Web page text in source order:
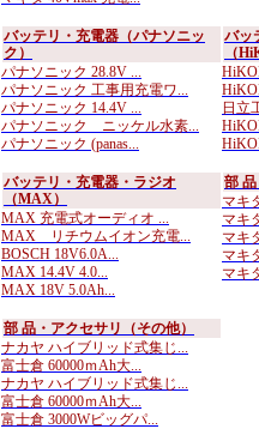
バッテリ・充電器（パナソニッ
ク）
パナソニック 28.8V ...
パナソニック 工事用充電ワ...
パナソニック 14.4V ...
パナソニック ニッケル水素...
パナソニック (panas...
バッ
（
日立
バッテリ・充電器・ラジオ
（MAX）
MAX 充電式オーディオ ...
MAX リチウムイオン充電...
BOSCH 18V6.0A...
MAX 14.4V 4.0...
MAX 18V 5.0Ah...
部
マキ
マキ
マキ
マキ
マキ
部 品・アクセサリ（その他）
ナカヤ ハイブリッド式集じ...
富士倉 60000ｍAh大...
ナカヤ ハイブリッド式集じ...
富士倉 60000ｍAh大...
富士倉 3000Wビッグパ...